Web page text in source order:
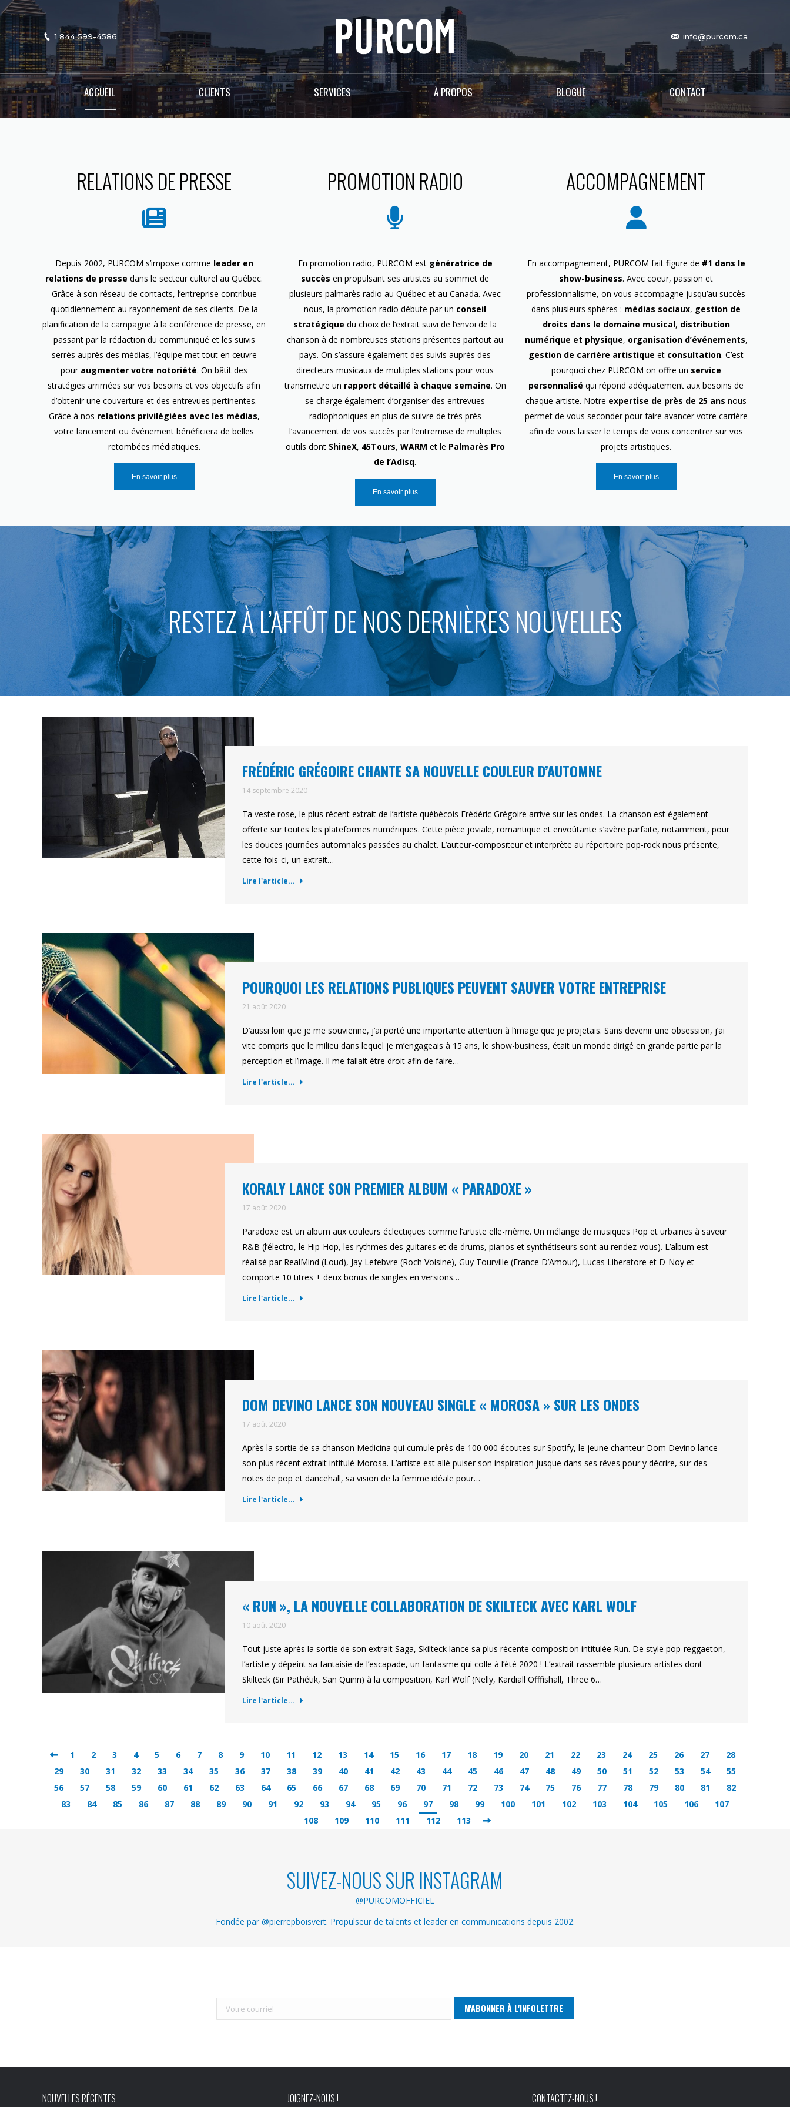
1 844 599-4586 info@purcom.ca
ACCUEIL CLIENTS SERVICES À PROPOS BLOGUE CONTACT
RELATIONS DE PRESSE
Depuis 2002, PURCOM s’impose comme leader en
relations de presse dans le secteur culturel au Québec.
Grâce à son réseau de contacts, l’entreprise contribue
quotidiennement au rayonnement de ses clients. De la
planification de la campagne à la conférence de presse, en
passant par la rédaction du communiqué et les suivis
serrés auprès des médias, l’équipe met tout en œuvre
pour augmenter votre notoriété. On bâtit des
stratégies arrimées sur vos besoins et vos objectifs afin
d’obtenir une couverture et des entrevues pertinentes.
Grâce à nos relations privilégiées avec les médias,
votre lancement ou événement bénéficiera de belles
retombées médiatiques.
En savoir plus
PROMOTION RADIO
En promotion radio, PURCOM est génératrice de
succès en propulsant ses artistes au sommet de
plusieurs palmarès radio au Québec et au Canada. Avec
nous, la promotion radio débute par un conseil
stratégique du choix de l’extrait suivi de l’envoi de la
chanson à de nombreuses stations présentes partout au
pays. On s’assure également des suivis auprès des
directeurs musicaux de multiples stations pour vous
transmettre un rapport détaillé à chaque semaine. On
se charge également d’organiser des entrevues
radiophoniques en plus de suivre de très près
l’avancement de vos succès par l’entremise de multiples
outils dont ShineX, 45Tours, WARM et le Palmarès Pro
de l’Adisq.
En savoir plus
ACCOMPAGNEMENT
En accompagnement, PURCOM fait figure de #1 dans le
show-business. Avec coeur, passion et
professionnalisme, on vous accompagne jusqu’au succès
dans plusieurs sphères : médias sociaux, gestion de
droits dans le domaine musical, distribution
numérique et physique, organisation d’événements,
gestion de carrière artistique et consultation. C’est
pourquoi chez PURCOM on offre un service
personnalisé qui répond adéquatement aux besoins de
chaque artiste. Notre expertise de près de 25 ans nous
permet de vous seconder pour faire avancer votre carrière
afin de vous laisser le temps de vous concentrer sur vos
projets artistiques.
En savoir plus
RESTEZ À L’AFFÛT DE NOS DERNIÈRES NOUVELLES
FRÉDÉRIC GRÉGOIRE CHANTE SA NOUVELLE COULEUR D’AUTOMNE
14 septembre 2020
Ta veste rose, le plus récent extrait de l’artiste québécois Frédéric Grégoire arrive sur les ondes. La chanson est également
offerte sur toutes les plateformes numériques. Cette pièce joviale, romantique et envoûtante s’avère parfaite, notamment, pour
les douces journées automnales passées au chalet. L’auteur-compositeur et interprète au répertoire pop-rock nous présente,
cette fois-ci, un extrait…
Lire l'article...
POURQUOI LES RELATIONS PUBLIQUES PEUVENT SAUVER VOTRE ENTREPRISE
21 août 2020
D’aussi loin que je me souvienne, j’ai porté une importante attention à l’image que je projetais. Sans devenir une obsession, j’ai
vite compris que le milieu dans lequel je m’engageais à 15 ans, le show-business, était un monde dirigé en grande partie par la
perception et l’image. Il me fallait être droit afin de faire…
Lire l'article...
KORALY LANCE SON PREMIER ALBUM « PARADOXE »
17 août 2020
Paradoxe est un album aux couleurs éclectiques comme l’artiste elle-même. Un mélange de musiques Pop et urbaines à saveur
R&B (l’électro, le Hip-Hop, les rythmes des guitares et de drums, pianos et synthétiseurs sont au rendez-vous). L’album est
réalisé par RealMind (Loud), Jay Lefebvre (Roch Voisine), Guy Tourville (France D’Amour), Lucas Liberatore et D-Noy et
comporte 10 titres + deux bonus de singles en versions…
Lire l'article...
DOM DEVINO LANCE SON NOUVEAU SINGLE « MOROSA » SUR LES ONDES
17 août 2020
Après la sortie de sa chanson Medicina qui cumule près de 100 000 écoutes sur Spotify, le jeune chanteur Dom Devino lance
son plus récent extrait intitulé Morosa. L’artiste est allé puiser son inspiration jusque dans ses rêves pour y décrire, sur des
notes de pop et dancehall, sa vision de la femme idéale pour…
Lire l'article...
« RUN », LA NOUVELLE COLLABORATION DE SKILTECK AVEC KARL WOLF
10 août 2020
Tout juste après la sortie de son extrait Saga, Skilteck lance sa plus récente composition intitulée Run. De style pop-reggaeton,
l’artiste y dépeint sa fantaisie de l’escapade, un fantasme qui colle à l’été 2020 ! L’extrait rassemble plusieurs artistes dont
Skilteck (Sir Pathétik, San Quinn) à la composition, Karl Wolf (Nelly, Kardiall Offfishall, Three 6…
Lire l'article...
1 2 3 4 5 6 7 8 9 10 11 12 13 14 15 16 17 18 19 20 21 22 23 24 25 26 27
28
29
30 31 32 33 34 35 36 37 38 39 40 41 42 43 44 45 46 47 48 49 50 51 52 53 54
55
56
57 58 59 60 61 62 63 64 65 66 67 68 69 70 71 72 73 74 75 76 77 78 79 80 81
82
83
84 85 86 87 88 89 90 91 92 93 94 95 96 97 98 99 100 101 102 103 104 105 106
107
108
109 110 111 112 113
SUIVEZ-NOUS SUR INSTAGRAM
@PURCOMOFFICIEL
Fondée par @pierrepboisvert. Propulseur de talents et leader en communications depuis 2002.
NOUVELLES RÉCENTES JOIGNEZ-NOUS ! CONTACTEZ-NOUS !